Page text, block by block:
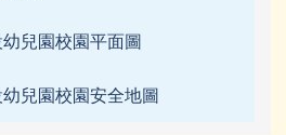
兒園校園平面圖
兒園校園安全地圖